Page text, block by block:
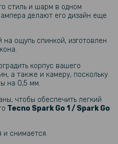
Privacy HD Glossy для Tecno
стиль и шарм в одном
делают его дизайн еще
ощупь спинкой, изготовлен
корпус вашего
а также и камеру, поскольку
на 0,5 мм.
чтобы обеспечить легкий
Tecno Spark Go 1 / Spark Go
и снимается.